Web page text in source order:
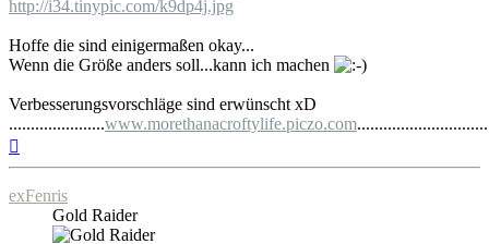
http://i34.tinypic.com/k9dp4j.jpg
Hoffe die sind einigermaßen okay...
Wenn die Größe anders soll...kann ich machen
Verbesserungsvorschläge sind erwünscht xD
......................www.morethanacroftylife.piczo.com
exFenris
Gold Raider